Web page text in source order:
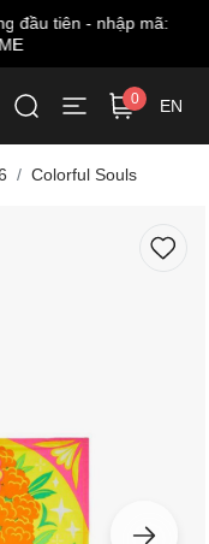
tiên - nhập mã:
0 EN
Colorful Souls